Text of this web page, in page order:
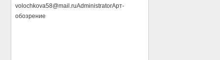
volochkova58@mail.ruAdministratorАрт-
обозрение